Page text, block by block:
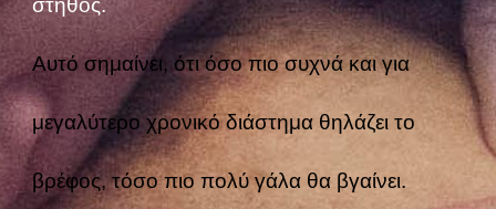
στήθος.
Αυτό σημαίνει, ότι όσο πιο συχνά και για
μεγαλύτερο χρονικό διάστημα θηλάζει το
βρέφος, τόσο πιο πολύ γάλα θα βγαίνει.